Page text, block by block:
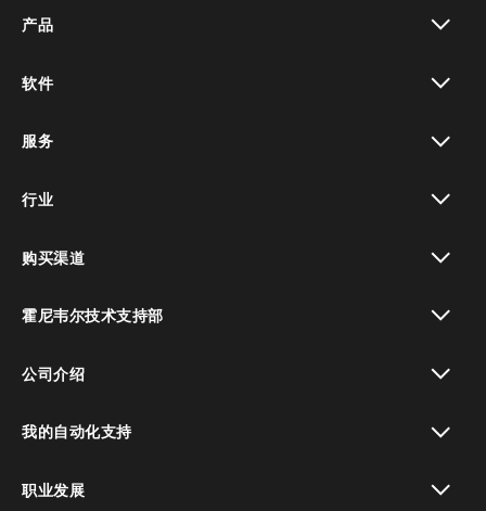
产品
软件
服务
行业
购买渠道
霍尼韦尔技术支持部
公司介绍
我的自动化支持
职业发展